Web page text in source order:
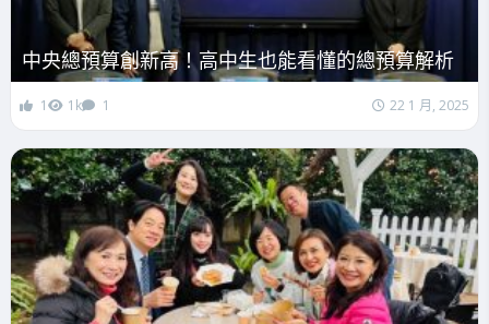
中央總預算創新高！高中生也能看懂的總預算解析
1 1k 1 22 1 月, 2025